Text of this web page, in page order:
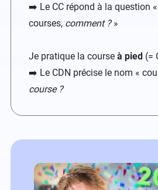
➡️ Le CC répond à la question
courses, comment ?»
Je pratique la course à pied (=
➡️ Le CDN précise le nom «
course ?